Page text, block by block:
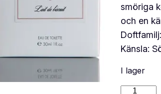
smöriga
och en
Känsla:
I lager